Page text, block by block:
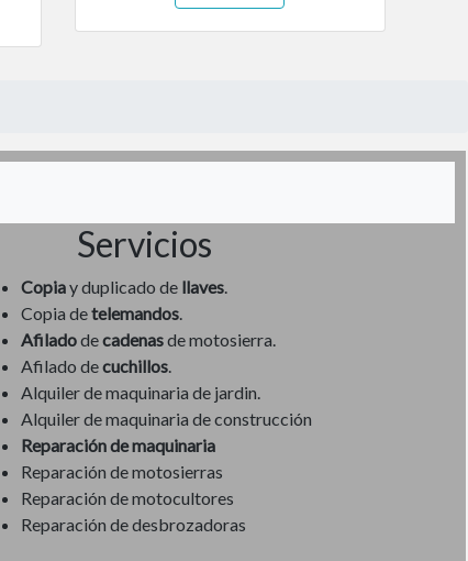
Servicios
Copiay duplicado de llaves.
Copia detelemandos.
Afiladodecadenasde motosierra.
Afilado decuchillos.
Alquiler de maquinaria de jardin.
Alquiler de maquinaria de construcción
Reparación de maquinaria
Reparación de motosierras
Reparación de motocultores
Reparación de desbrozadoras